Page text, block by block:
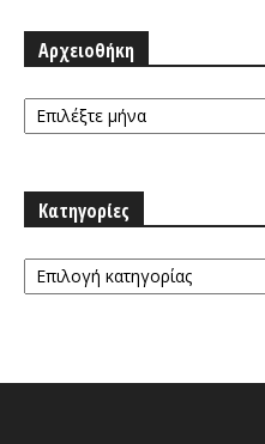
Αρχειοθήκη
Αρχειοθήκη
Κατηγορίες
Κατηγορίες